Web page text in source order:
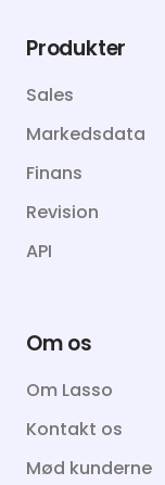
Produkter
Sales
Markedsdata
Finans
Revision
API
Om os
Om Lasso
Kontakt os
Mød kunderne